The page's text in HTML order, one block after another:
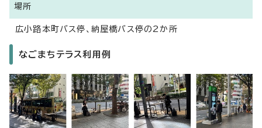
場所
広小路本町バス停、納屋橋バス停の2か所
なごまちテラス利用例